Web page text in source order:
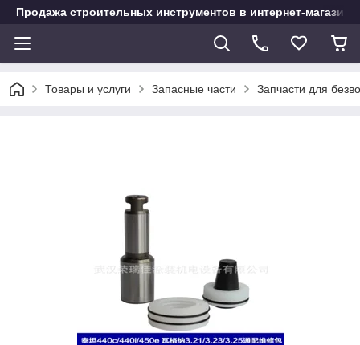
Продажа строительных инструментов в интернет-магазине
Товары и услуги Запасные части Запчасти для